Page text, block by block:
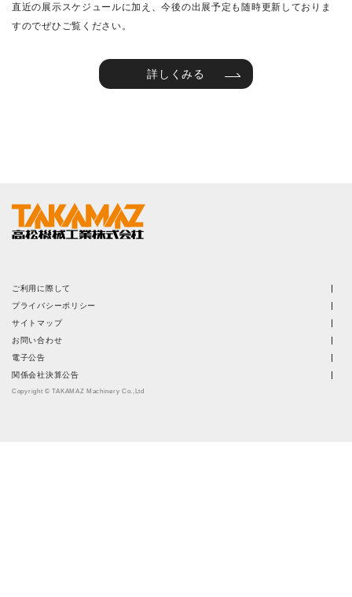
直近の展示スケジュールに加え、今後の出展予定も随時更新しておりま
すのでぜひご覧ください。
詳しくみる
ご利用に際して
プライバシーポリシー
サイトマップ
お問い合わせ
電子公告
関係会社決算公告
Copyright © TAKAMAZ Machinery Co.,Ltd